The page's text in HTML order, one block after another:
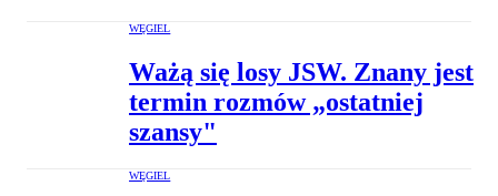
WĘGIEL
Ważą się losy JSW. Znany jest
termin rozmów „ostatniej
szansy"
WĘGIEL